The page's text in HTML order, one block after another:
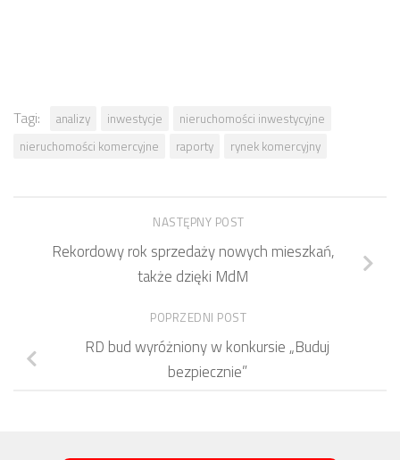
Tagi: analizy inwestycje
nieruchomości inwestycyjne
nieruchomości komercyjne
raporty rynek komercyjny
NASTĘPNY POST
Rekordowy rok sprzedaży nowych mieszkań,
także dzięki MdM
POPRZEDNI POST
RD bud wyróżniony w konkursie „Buduj
bezpiecznie”